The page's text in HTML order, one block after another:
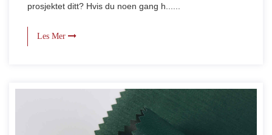
prosjektet ditt? Hvis du noen gang h......
Les Mer